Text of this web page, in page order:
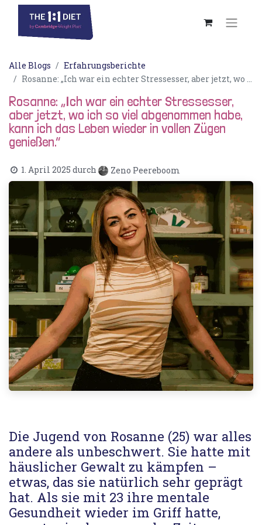
Alle Blogs
Erfahrungsberichte
Rosanne: „Ich war ein echter Stressesser, aber jetzt, wo ich so viel abgenommen habe, kann ich das Leben wieder in vollen Zügen genießen.“
Rosanne: „Ich war ein echter Stressesser,
aber jetzt, wo ich so viel abgenommen habe,
kann ich das Leben wieder in vollen Zügen
genießen.“
1. April 2025 durch Zeno Peereboom
Die Jugend von Rosanne (25) war alles
andere als unbeschwert. Sie hatte mit
häuslicher Gewalt zu kämpfen –
etwas, das sie natürlich sehr geprägt
hat. Als sie mit 23 ihre mentale
Gesundheit wieder im Griff hatte,